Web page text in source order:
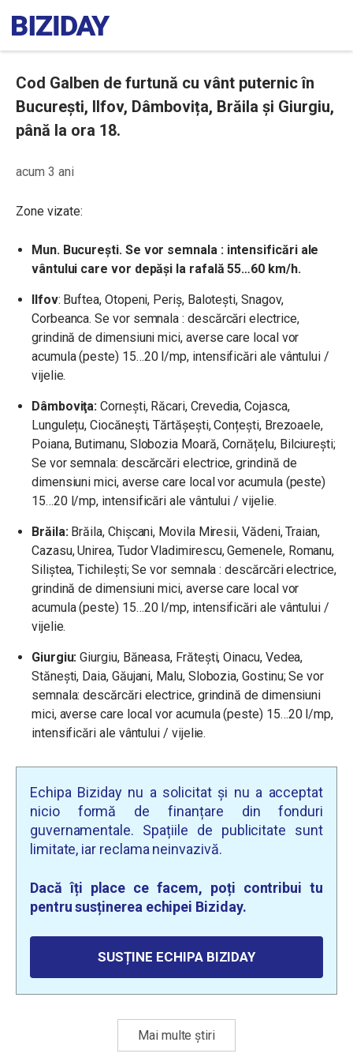
Cod Galben de furtună cu vânt puternic în
București, Ilfov, Dâmbovița, Brăila și Giurgiu,
până la ora 18.
acum 3 ani
Zone vizate:
Mun. Bucureşti. Se vor semnala : intensificări ale
vântului care vor depăși la rafală 55…60 km/h.
Ilfov: Buftea, Otopeni, Periș, Balotești, Snagov,
Corbeanca. Se vor semnala : descărcări electrice,
grindină de dimensiuni mici, averse care local vor
acumula (peste) 15…20 l/mp, intensificări ale vântului /
vijelie.
Dâmboviţa:Cornești, Răcari, Crevedia, Cojasca,
Lungulețu, Ciocănești, Tărtășești, Conțești, Brezoaele,
Poiana, Butimanu, Slobozia Moară, Cornățelu, Bilciurești;
Se vor semnala: descărcări electrice, grindină de
dimensiuni mici, averse care local vor acumula (peste)
15…20 l/mp, intensificări ale vântului / vijelie.
Brăila: Brăila, Chișcani, Movila Miresii, Vădeni, Traian,
Cazasu, Unirea, Tudor Vladimirescu, Gemenele, Romanu,
Siliștea, Tichilești; Se vor semnala : descărcări electrice,
grindină de dimensiuni mici, averse care local vor
acumula (peste) 15…20 l/mp, intensificări ale vântului /
vijelie.
Giurgiu:Giurgiu, Băneasa, Frătești, Oinacu, Vedea,
Stănești, Daia, Găujani, Malu, Slobozia, Gostinu;Se vor
semnala:descărcări electrice, grindină de dimensiuni
mici, averse care local vor acumula (peste) 15…20 l/mp,
intensificări ale vântului / vijelie.
Echipa Biziday nu a solicitat și nu a acceptat
nicio formă de finanțare din fonduri
guvernamentale. Spațiile de publicitate sunt
limitate, iar reclama neinvazivă.
Dacă îți place ce facem, poți contribui tu
pentru susținerea echipei Biziday.
SUSȚINE ECHIPA BIZIDAY
Mai multe știri